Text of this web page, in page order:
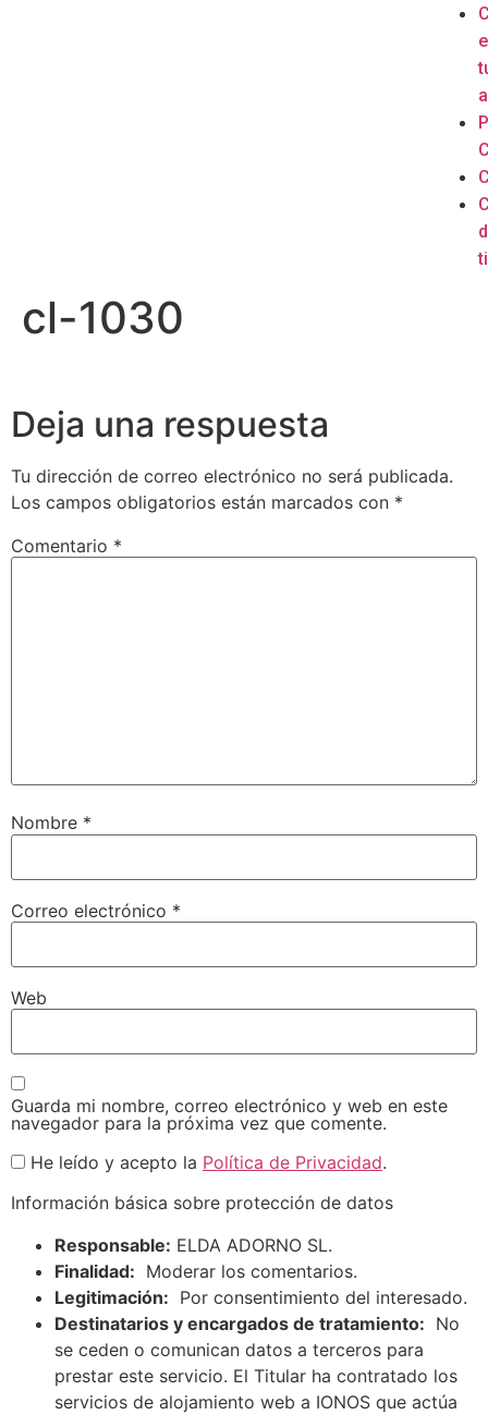
ti
cl-1030
Deja una respuesta
Tu dirección de correo electrónico no será publicada.
Los campos obligatorios están marcados con *
Comentario *
Nombre *
Correo electrónico *
Web
Guarda mi nombre, correo electrónico y web en este
navegador para la próxima vez que comente.
He leído y acepto la Política de Privacidad.
Información básica sobre protección de datos
Responsable: ELDA ADORNO SL.
Finalidad: Moderar los comentarios.
Legitimación: Por consentimiento del interesado.
Destinatarios y encargados de tratamiento: No
se ceden o comunican datos a terceros para
prestar este servicio. El Titular ha contratado los
servicios de alojamiento web a IONOS que actúa